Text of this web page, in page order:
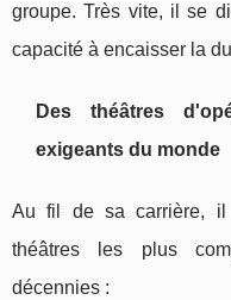
groupe. Très vite, il se
capacité à encaisser la
Des théâtres
exigeants du monde
Au fil de sa carrière, il
théâtres les plus
décennies :